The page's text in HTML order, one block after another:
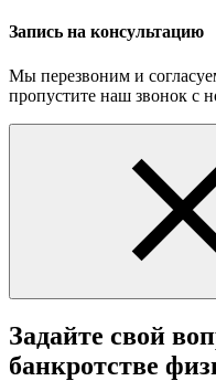
Запись на консультацию
Мы перезвоним и
пропустите наш звонок с
Задайте свой
банкротстве